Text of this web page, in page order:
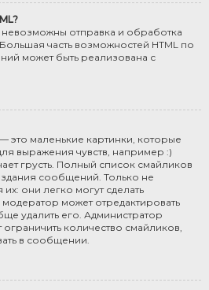
отправка и обработка
часть возможностей HTML по
может быть реализована с
это маленькие картинки, которые
выражения чувств, например :)
грусть. Полный список смайликов
сообщений. Только не
они легко могут сделать
может отредактировать
удалить его. Администратор
количество смайликов,
в сообщении.